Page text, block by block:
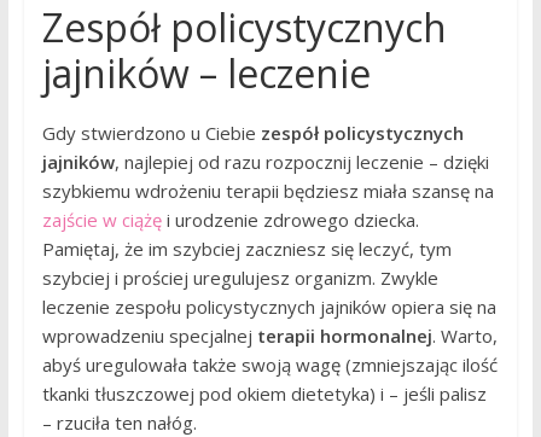
Zespół policystycznych
jajników – leczenie
Gdy stwierdzono u Ciebie zespół policystycznych
jajników, najlepiej od razu rozpocznij leczenie – dzięki
szybkiemu wdrożeniu terapii będziesz miała szansę na
zajście w ciążęi urodzenie zdrowego dziecka.
Pamiętaj, że im szybciej zaczniesz się leczyć, tym
szybciej i prościej uregulujesz organizm. Zwykle
leczenie zespołu policystycznych jajników opiera się na
wprowadzeniu specjalnej terapii hormonalnej. Warto,
abyś uregulowała także swoją wagę (zmniejszając ilość
tkanki tłuszczowej pod okiem dietetyka) i – jeśli palisz
– rzuciła ten nałóg.